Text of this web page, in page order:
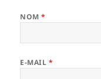
NOM*
E-MAIL *